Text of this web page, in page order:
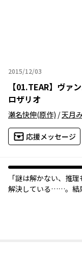
2015/12/03
2015年12月03日
【01.TEAR】 ヴァ
ロザリオ
瀬名快伸(原作) /天月
応援メッセージ
「謎は解かない、推
解決している……。結
作にて【ヴァンパイ